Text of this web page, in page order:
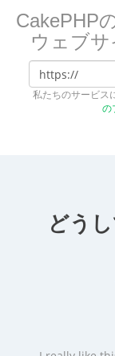
CakePHP
ウェブ
私たちのサービス
の
どう